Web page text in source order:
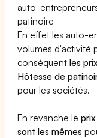
auto-
patinoire
En effet les auto-
volumes d'activité
conséquentles
Hôtesse de
pour les sociétés.
En revanche le
sont les mêmes